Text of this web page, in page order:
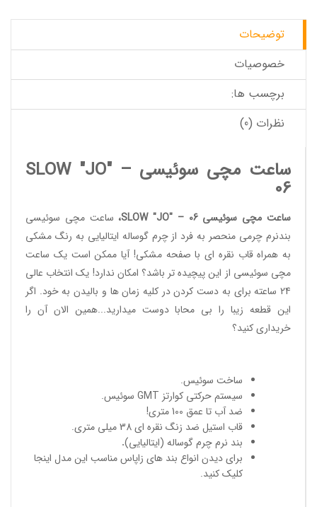
توضیحات
خصوصیات
برچسب ها:
نظرات (0)
ساعت مچی سوئیسی SLOW "JO" –
06
ساعت مچی سوئیسی SLOW "JO" – 06 ، ساعت مچی سوئیسی
بندنرم چرمی منحصر به فرد از چرم گوساله ایتالیایی به رنگ مشکی
به همراه قاب نقره ای با صفحه مشکی! آیا ممکن است یک ساعت
مچی سوئیسی از این پیچیده تر باشد؟ امکان ندارد! یک انتخاب عالی
24 ساعته برای به دست کردن در کلیه زمان ها و بالیدن به خود. اگر
این قطعه زیبا را بی محابا دوست میدارید...همین الان آن را
خریداری کنید؟
ساخت سوئیس.
سیستم حرکتی کوارتز GMT سوئیس.
ضد آب تا عمق 100 متری!
قاب استیل ضد زنگ نقره ای 38 میلی متری.
بند نرم چرم گوساله (ایتالیایی).
برای دیدن انواع بند های زاپاس مناسب این مدل اینجا
کلیک کنید.